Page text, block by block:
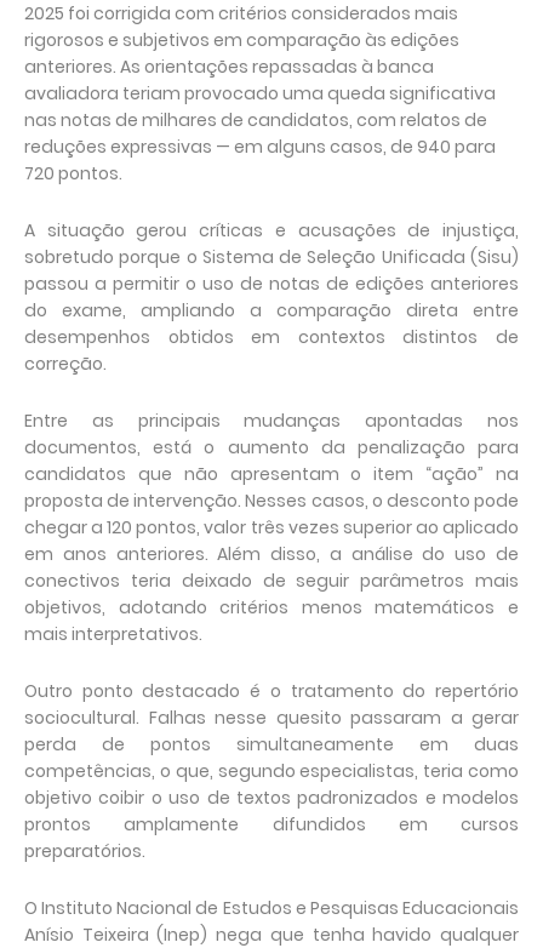
2025 foi corrigida com critérios considerados mais
rigorosos e subjetivos em comparação às edições
anteriores. As orientações repassadas à banca
avaliadora teriam provocado uma queda significativa
nas notas de milhares de candidatos, com relatos de
reduções expressivas — em alguns casos, de 940 para
720 pontos.
A situação gerou críticas e acusações de injustiça,
sobretudo porque o Sistema de Seleção Unificada (Sisu)
passou a permitir o uso de notas de edições anteriores
do exame, ampliando a comparação direta entre
desempenhos obtidos em contextos distintos de
correção.
Entre as principais mudanças apontadas nos
documentos, está o aumento da penalização para
candidatos que não apresentam o item “ação” na
proposta de intervenção. Nesses casos, o desconto pode
chegar a 120 pontos, valor três vezes superior ao aplicado
em anos anteriores. Além disso, a análise do uso de
conectivos teria deixado de seguir parâmetros mais
objetivos, adotando critérios menos matemáticos e
mais interpretativos.
Outro ponto destacado é o tratamento do repertório
sociocultural. Falhas nesse quesito passaram a gerar
perda de pontos simultaneamente em duas
competências, o que, segundo especialistas, teria como
objetivo coibir o uso de textos padronizados e modelos
prontos amplamente difundidos em cursos
preparatórios.
O Instituto Nacional de Estudos e Pesquisas Educacionais
Anísio Teixeira (Inep) nega que tenha havido qualquer